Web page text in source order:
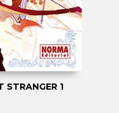
STRANGER 1